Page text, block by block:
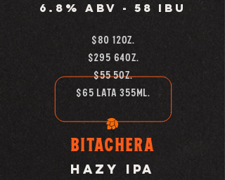
6.8% abv -58 IBU
$80 12oz.
$295 64oz.
$55 5oz.
$65 lata 355ml.
Bitachera
Hazy IPA